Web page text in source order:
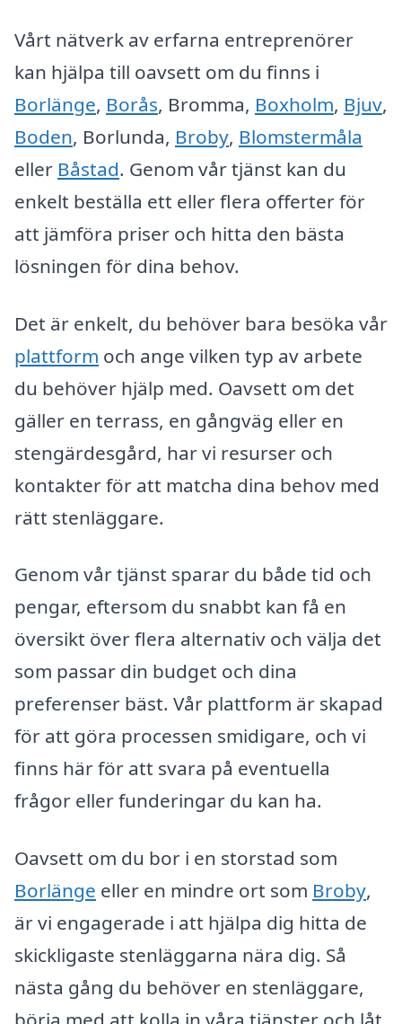
Vårt nätverk av erfarna entreprenörer
kan hjälpa till oavsett om du finns i
Borlänge, Borås, Bromma, Boxholm, Bjuv,
Boden, Borlunda, Broby, Blomstermåla
eller Båstad. Genom vår tjänst kan du
enkelt beställa ett eller flera offerter för
att jämföra priser och hitta den bästa
lösningen för dina behov.
Det är enkelt, du behöver bara besöka vår
plattform och ange vilken typ av arbete
du behöver hjälp med. Oavsett om det
gäller en terrass, en gångväg eller en
stengärdesgård, har vi resurser och
kontakter för att matcha dina behov med
rätt stenläggare.
Genom vår tjänst sparar du både tid och
pengar, eftersom du snabbt kan få en
översikt över flera alternativ och välja det
som passar din budget och dina
preferenser bäst. Vår plattform är skapad
för att göra processen smidigare, och vi
finns här för att svara på eventuella
frågor eller funderingar du kan ha.
Oavsett om du bor i en storstad som
Borlänge eller en mindre ort som Broby,
är vi engagerade i att hjälpa dig hitta de
skickligaste stenläggarna nära dig. Så
nästa gång du behöver en stenläggare,